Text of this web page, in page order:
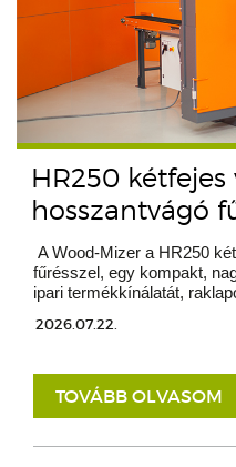
HR250 kétfejes
hosszantvágó
A Wood-Mizer a HR250
fűrésszel, egy kompakt,
ipari termékkínálatát,
2026.07.22.
TOVÁBB OLVASOM